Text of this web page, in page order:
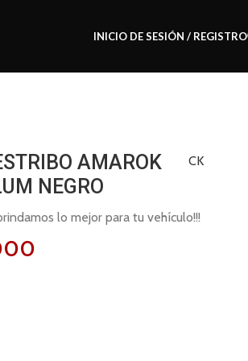
INICIO DE SESIÓN / REGISTRO
AMAROK
NEGRO
CK
lo mejor para tu vehículo!!!